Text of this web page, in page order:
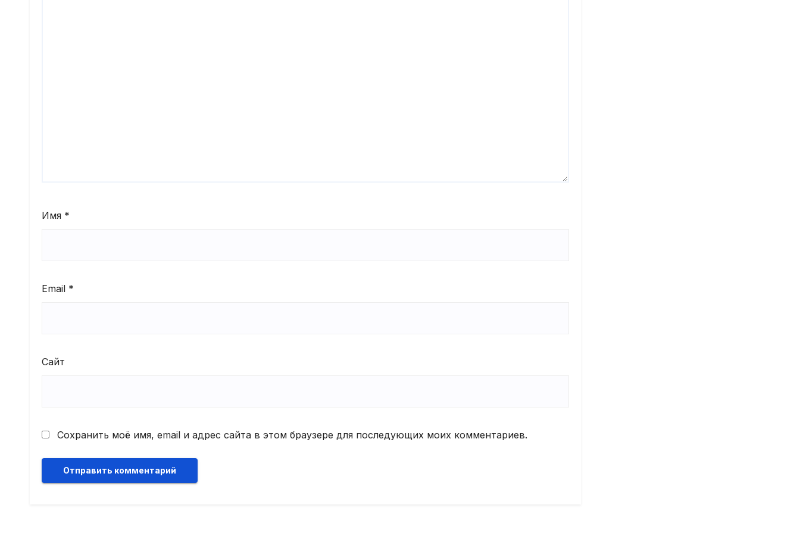
Имя *
Email *
Сайт
Сохранить моё имя, email и адрес сайта в этом браузере для последующих моих комментариев.